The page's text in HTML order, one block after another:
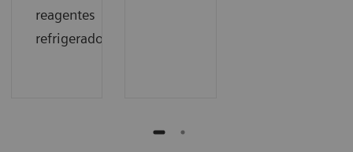
reagentes
refrigerados